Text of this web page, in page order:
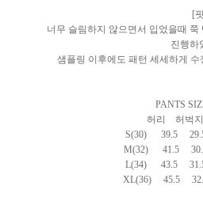
[
너무 슬림하지 않으면서 입었을때
진행하
샘플링 이후에도 패턴 세세하게
PANTS
허리 허벅지
S(30) 39.5
M(32) 41.5
L(34) 43.5
XL(36) 45.5